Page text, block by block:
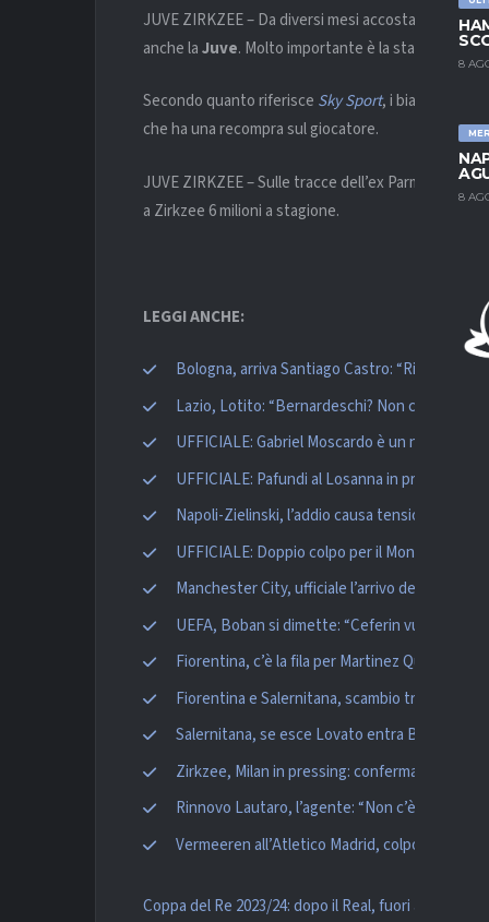
8
8
JUVE ZIRKZEE – Da diversi mesi accostato con
anche laJuve. Molto importante è la stagione
Secondo quanto riferisce Sky Sport, i bianconeri
che ha una recompra sul giocatore.
JUVE ZIRKZEE – Sulle tracce dell’ex Parma ci
a Zirkzee 6 milioni a stagione.
LEGGI ANCHE:
Bologna, arriva Santiago Castro: “Risultato del
Lazio, Lotito: “Bernardeschi? Non c’è nulla”
UFFICIALE: Gabriel Moscardo è un nuovo
UFFICIALE: Pafundi al Losanna in prestito
Napoli-Zielinski, l’addio causa tensione tra le
UFFICIALE: Doppio colpo per il Monza: ecco
Manchester City, ufficiale l’arrivo del talento
UEFA, Boban si dimette: “Ceferin vuole
Fiorentina, c’è la fila per Martinez Quarta:
Fiorentina e Salernitana, scambio tra Dia e
Salernitana, se esce Lovato entra Boateng
Zirkzee, Milan in pressing: confermata
Rinnovo Lautaro, l’agente: “Non c’è l’accordo
Vermeeren all’Atletico Madrid, colpo ad un
Coppa del Re 2023/24: dopo il Real, fuori anche il